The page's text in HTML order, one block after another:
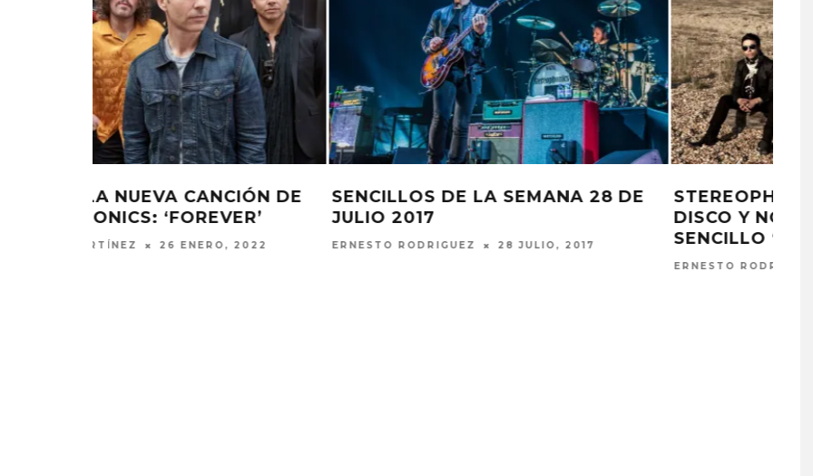
STEREOPHONICS COMPARTE SU
13ER ÁLBUM
ELIZA PÉREZ 25 ABRIL, 2025
ESCUCHA LA NUEVA CANCIÓN DE
STEREOPHONICS: ‘FOREVER’
ESTEFANÍA MARTÍNEZ 26 ENERO, 2022